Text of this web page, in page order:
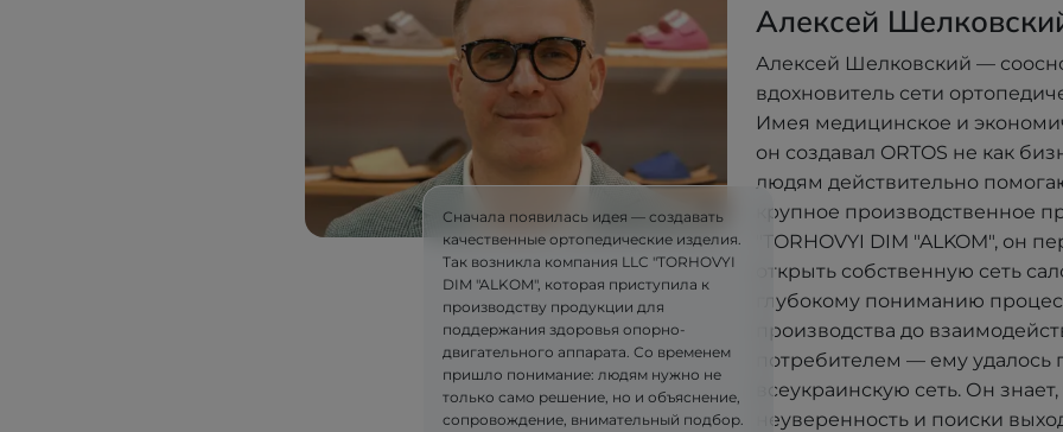
Сначала появилась идея — создавать
качественные ортопедические изделия.
Так возникла компания LLC "TORHOVYI
DIM "ALKOM", которая приступила к
производству продукции для
поддержания здоровья опорно-
двигательного аппарата. Со временем
пришло понимание: людям нужно не
только само решение, но и объяснение,
сопровождение, внимательный подбор.
Алексей
Алексей Шелковский —
вдохновитель сети
Имея медицинское и
он создавал ORTOS не как
людям действительно
крупное производственное
"TORHOVYI DIM "ALKOM", он
открыть собственную сеть
глубокому пониманию
производства до
потребителем — ему удалось
всеукраинскую сеть. Он
неуверенность и поиски